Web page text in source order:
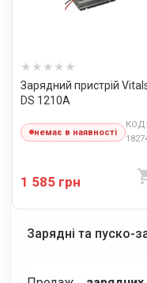
Зарядний пристрій
DS 1210A
немає в наявності
КОД:
1 585 грн
Зарядні та пуско-